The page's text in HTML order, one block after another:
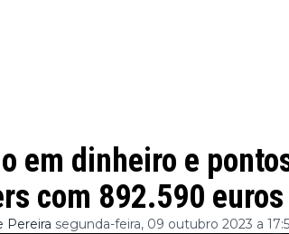
em dinheiro e
com 892.590
Pereira segunda-feira, 09 outubro 2023 a